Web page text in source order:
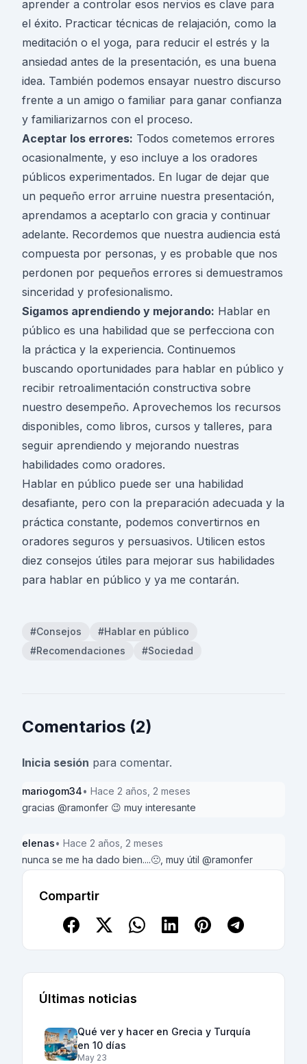
aprender a controlar esos nervios es clave para
el éxito. Practicar técnicas de relajación, como la
meditación o el yoga, para reducir el estrés y la
ansiedad antes de la presentación, es una buena
idea. También podemos ensayar nuestro discurso
frente a un amigo o familiar para ganar confianza
y familiarizarnos con el proceso.
Aceptar los errores: Todos cometemos errores
ocasionalmente, y eso incluye a los oradores
públicos experimentados. En lugar de dejar que
un pequeño error arruine nuestra presentación,
aprendamos a aceptarlo con gracia y continuar
adelante. Recordemos que nuestra audiencia está
compuesta por personas, y es probable que nos
perdonen por pequeños errores si demuestramos
sinceridad y profesionalismo.
Sigamos aprendiendo y mejorando: Hablar en
público es una habilidad que se perfecciona con
la práctica y la experiencia. Continuemos
buscando oportunidades para hablar en público y
recibir retroalimentación constructiva sobre
nuestro desempeño. Aprovechemos los recursos
disponibles, como libros, cursos y talleres, para
seguir aprendiendo y mejorando nuestras
habilidades como oradores.
Hablar en público puede ser una habilidad
desafiante, pero con la preparación adecuada y la
práctica constante, podemos convertirnos en
oradores seguros y persuasivos. Utilicen estos
diez consejos útiles para mejorar sus habilidades
para hablar en público y ya me contarán.
#Consejos
#Hablar en público
#Recomendaciones
#Sociedad
Comentarios (2)
Inicia sesión para comentar.
mariogom34• Hace 2 años, 2 meses
gracias @ramonfer 😉 muy interesante
elenas• Hace 2 años, 2 meses
nunca se me ha dado bien....🙁, muy útil @ramonfer
Compartir
Últimas noticias
Qué ver y hacer en Grecia y Turquía
en 10 días
May 23